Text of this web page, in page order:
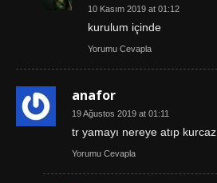
10 Kasım 2019 at 01:12
kurulum içinde
Yorumu Cevapla
anafor
19 Ağustos 2019 at 01:11
tr yamayı nereye atıp kurcaz
Yorumu Cevapla